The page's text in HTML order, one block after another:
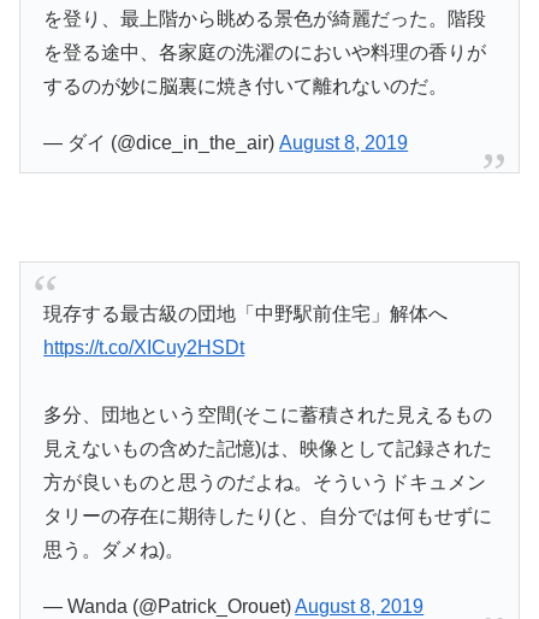
を登り、最上階から眺める景色が綺麗だった。階段
を登る途中、各家庭の洗濯のにおいや料理の香りが
するのが妙に脳裏に焼き付いて離れないのだ。
— ダイ (@dice_in_the_air)August 8, 2019
現存する最古級の団地「中野駅前住宅」解体へ
https://t.co/XICuy2HSDt
多分、団地という空間(そこに蓄積された見えるもの
見えないもの含めた記憶)は、映像として記録された
方が良いものと思うのだよね。そういうドキュメン
タリーの存在に期待したり(と、自分では何もせずに
思う。ダメね)。
— Wanda (@Patrick_Orouet)August 8, 2019